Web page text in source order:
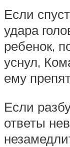
Если
удара
ребенок,
уснул,
ему
Если
ответы